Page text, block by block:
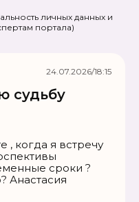
личных данных и
портала)
судьбу
, когда я встречу
сроки ?
Анастасия
24.07.2026/18:15